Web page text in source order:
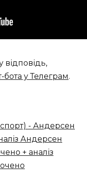
бота у Телеграм.
- Андерсен
Андерсен
+ аналіз